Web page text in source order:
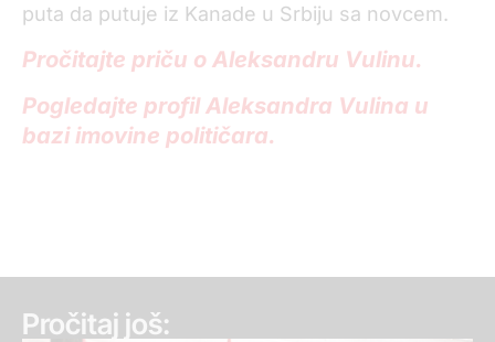
puta da putuje iz Kanade u Srbiju sa novcem.
Pročitajte priču o Aleksandru Vulinu.
Pogledajte profil Aleksandra Vulina u
bazi imovine političara.
Pročitaj još: